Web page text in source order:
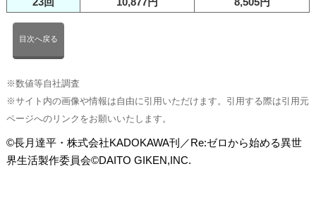
目次へ戻る
※数値等自社調査
※サイト内の画像や情報は自由に引用いただけます。引用する際は引用元
ページへのリンクをお願いいたします。
©長月達平・株式会社KADOKAWA刊／Re:ゼロから始める異世
界生活製作委員会©DAITO GIKEN,INC.